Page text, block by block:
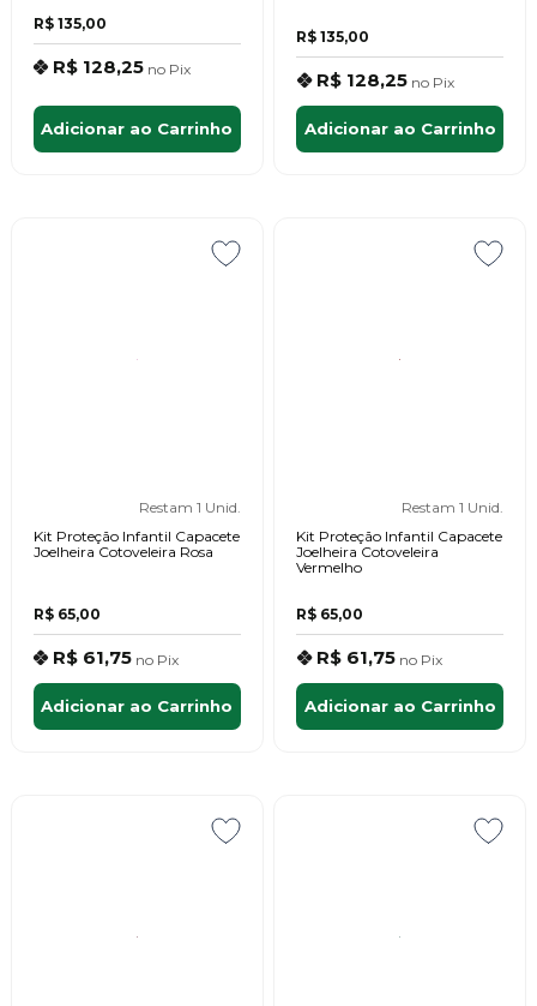
R$ 135,00
R$ 128,25 no Pix
Adicionar ao Carrinho
R$ 135,00
R$ 128,25 no Pix
Adicionar ao Carrinho
Restam 1 Unid.
Kit Proteção Infantil Capacete
Joelheira Cotoveleira Rosa
R$ 65,00
R$ 61,75 no Pix
Adicionar ao Carrinho
Restam 1 Unid.
Kit Proteção Infantil Capacete
Joelheira Cotoveleira
Vermelho
R$ 65,00
R$ 61,75 no Pix
Adicionar ao Carrinho